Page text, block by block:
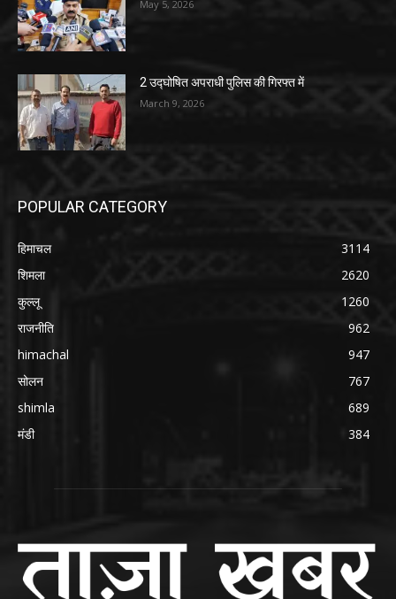
May 5, 2026
2 उद्घोषित अपराधी पुलिस की गिरफ्त में
March 9, 2026
POPULAR CATEGORY
हिमाचल
3114
शिमला
2620
कुल्लू
1260
राजनीति
962
himachal
947
सोलन
767
shimla
689
मंडी
384